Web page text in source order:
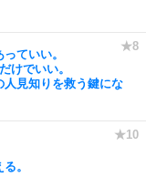
ていい。
けでいい。
人見知りを救う鍵にな
。